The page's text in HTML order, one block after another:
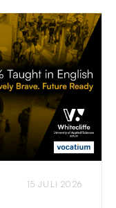
15 JULI 2026